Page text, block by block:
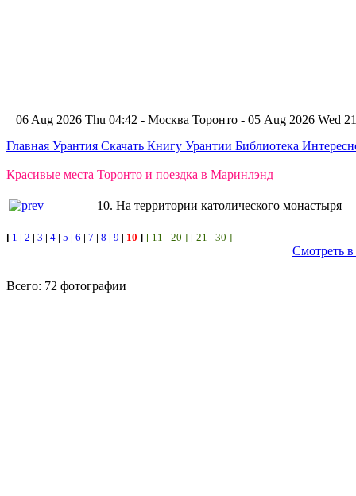
06 Aug 2026 Thu 04:42 - Москва Торонто - 05 Aug 2026 Wed
Главная Урантия Скачать Книгу Урантии Библиотека
Красивые места Торонто и поездка в Маринлэнд
10. На территории католического монастыря
[ 1 | 2 | 3 | 4 | 5 | 6 | 7 | 8 | 9 | 10 ] [ 11 - 20 ] [ 21 - 30 ]
Смотреть
Всего: 72 фотографии